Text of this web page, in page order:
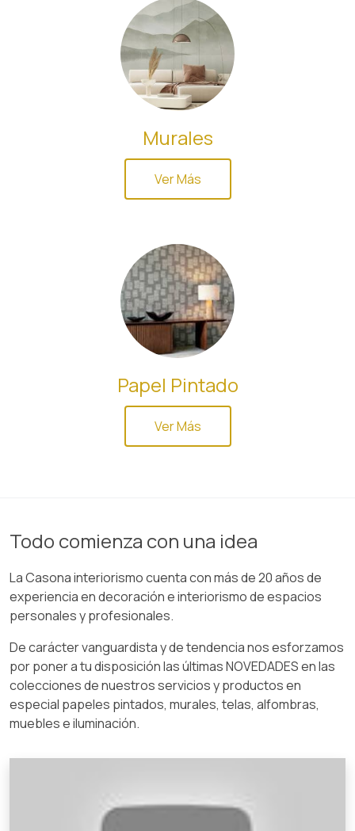
Murales
Ver Más
Papel Pintado
Ver Más
Todo comienza con una idea
La Casona interiorismo cuenta con más de 20 años de
experiencia en decoración e interiorismo de espacios
personales y profesionales.
De carácter vanguardista y de tendencia nos esforzamos
por poner a tu disposición las últimas NOVEDADES en las
colecciones de nuestros servicios y productos en
especial papeles pintados, murales, telas, alfombras,
muebles e iluminación.